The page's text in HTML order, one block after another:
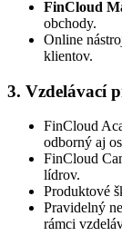
FinCloud
obchody.
Online
klientov.
3. Vzdelávací
FinCloud
odborný aj
FinCloud
lídrov.
Produktové
Pravidelný
rámci